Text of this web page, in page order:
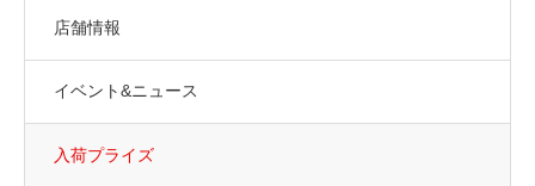
店舗情報
イベント&ニュース
入荷プライズ